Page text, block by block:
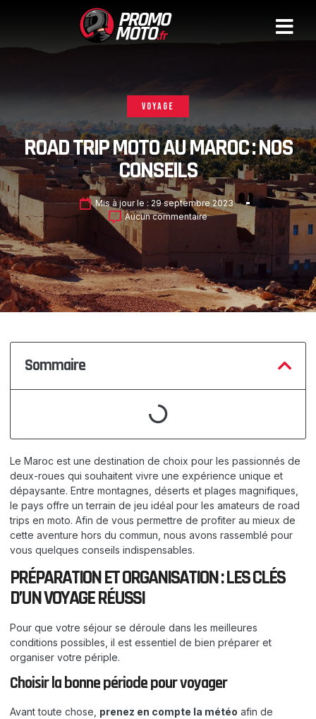
VOYAGE
ROAD TRIP MOTO AU MAROC : NOS
CONSEILS
Mis à jour le : 29 septembre 2023
Aucun commentaire
Sommaire
Le Maroc est une destination de choix pour les passionnés de
deux-roues qui souhaitent vivre une expérience unique et
dépaysante. Entre montagnes, déserts et plages magnifiques,
le pays offre un terrain de jeu idéal pour les amateurs de road
trips en moto. Afin de vous permettre de profiter au mieux de
cette aventure hors du commun, nous avons rassemblé pour
vous quelques conseils indispensables.
PRÉPARATION ET ORGANISATION : LES CLÉS
D’UN VOYAGE RÉUSSI
Pour que votre séjour se déroule dans les meilleures
conditions possibles, il est essentiel de bien préparer et
organiser votre périple.
Choisir la bonne période pour voyager
Avant toute chose, prenez en compte la météo afin de